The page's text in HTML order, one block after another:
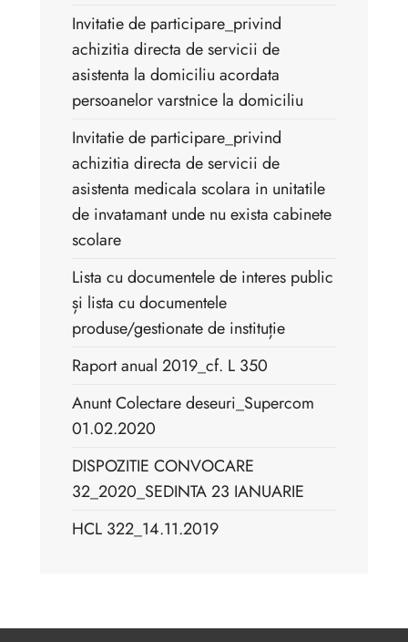
Invitatie de participare_privind
achizitia directa de servicii de
asistenta la domiciliu acordata
persoanelor varstnice la domiciliu
Invitatie de participare_privind
achizitia directa de servicii de
asistenta medicala scolara in unitatile
de invatamant unde nu exista cabinete
scolare
Lista cu documentele de interes public
și lista cu documentele
produse/gestionate de instituție
Raport anual 2019_cf. L 350
Anunt Colectare deseuri_Supercom
01.02.2020
DISPOZITIE CONVOCARE
32_2020_SEDINTA 23 IANUARIE
HCL 322_14.11.2019